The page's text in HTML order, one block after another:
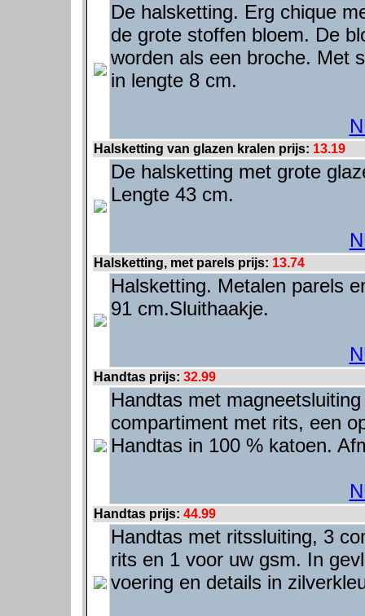
De halsketting. Erg chique
de grote stoffen bloem. De
worden als een broche. Met
in lengte 8 cm.
Halsketting van glazen kralen prijs: 13.19
De halsketting met grote
Lengte 43 cm.
Halsketting, met parels prijs: 13.74
Halsketting. Metalen parels
91 cm.Sluithaakje.
Handtas prijs: 32.99
Handtas met
compartiment met rits, een
Handtas in 100 % katoen.
Handtas prijs: 44.99
Handtas met ritssluiting, 3
rits en 1 voor uw gsm. In
voering en details in